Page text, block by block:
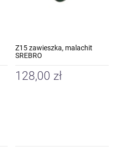
Z15 zawieszka, malachit
SREBRO
128,00 zł